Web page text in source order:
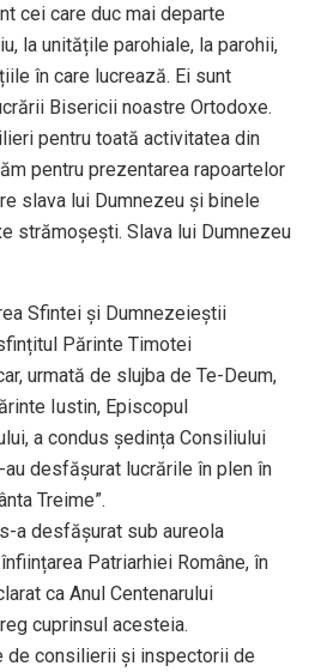
cei care duc mai departe
la unitățile parohiale, la parohii,
în care lucrează. Ei sunt
Bisericii noastre Ortodoxe.
pentru toată activitatea din
pentru prezentarea rapoartelor
slava lui Dumnezeu și binele
strămoșești. Slava lui Dumnezeu
Sfintei și Dumnezeieștii
Părinte Timotei
urmată de slujba de Te-Deum,
Iustin, Episcopul
a condus ședința Consiliului
au desfășurat lucrările în plen în
Treime”.
a desfășurat sub aureola
Patriarhiei Române, în
ca Anul Centenarului
cuprinsul acesteia.
de consilierii și inspectorii de